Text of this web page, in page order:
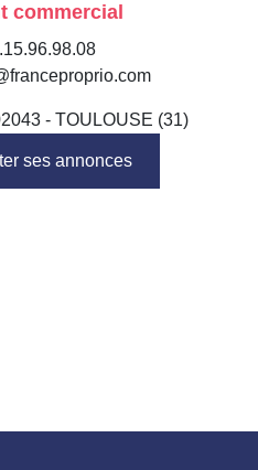
commercial
- TOULOUSE (31)
ses annonces